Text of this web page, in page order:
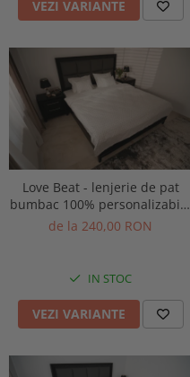
VEZI VARIANTE
Love Beat - lenjerie de pat
bumbac 100% personalizabila
pe dimensiuni
de la 240,00 RON
IN STOC
VEZI VARIANTE